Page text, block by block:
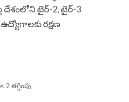
దేశంలోని టైర్-2, టైర్-3
రక్షణ
2 తగ్గింపు